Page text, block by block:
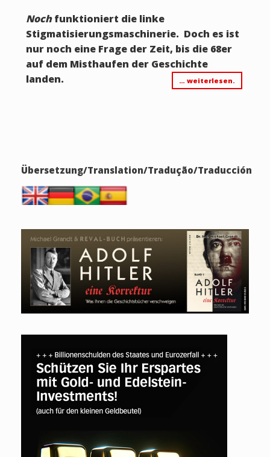
Nochfunktioniert die linke
Stigmatisierungsmaschinerie. Doch es ist
nur noch eine Frage der Zeit, bis die 68er
auf dem Misthaufen der Geschichte
landen.
… weiterlesen.
Übersetzung/Translation/Tradução/Traducción